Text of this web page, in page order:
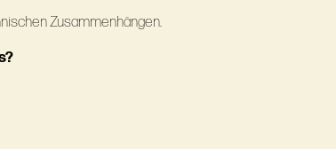
Zusammenhängen.